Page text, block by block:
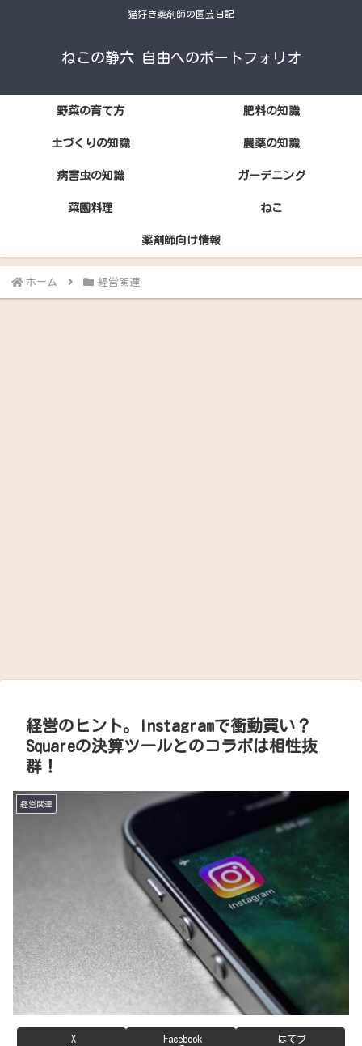
猫好き薬剤師の園芸日記
ねこの静六 自由へのポートフォリオ
野菜の育て方 肥料の知識
土づくりの知識 農薬の知識
病害虫の知識 ガーデニング
菜園料理 ねこ
薬剤師向け情報
ホーム 経営関連
経営のヒント。Instagramで衝動買い？
Squareの決算ツールとのコラボは相性抜
群！
経営関連
X Facebook はてブ